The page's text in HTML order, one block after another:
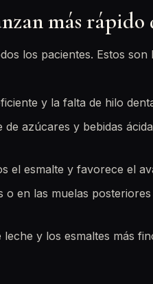
más rápido
los pacientes. Estos son
y la falta de hilo
azúcares y bebidas
el esmalte y favorece el
o en las muelas
leche y los esmaltes más